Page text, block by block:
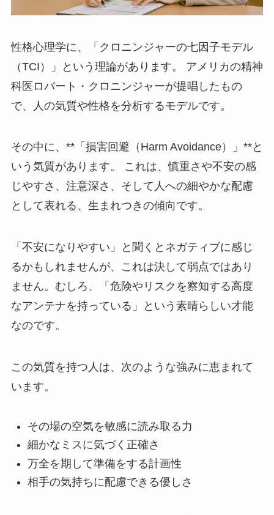
性格心理学に、「クロニンジャーの七因子モデル
（TCI）」という理論があります。 アメリカの精神
科医ロバート・クロニンジャーが提唱したもの
で、人の気質や性格を分析するモデルです。
その中に、**「損害回避（Harm Avoidance）」**と
いう気質があります。 これは、慎重さや不安の感
じやすさ、注意深さ、そして人への細やかな配慮
として表れる、生まれつきの傾向です。
「不安になりやすい」と聞くとネガティブに感じ
るかもしれませんが、これは決して弱点ではあり
ません。むしろ、「危険やリスクを察知する高度
なアンテナを持っている」という素晴らしい才能
なのです。
この気質を持つ人は、次のような強みに恵まれて
います。
その場の空気を敏感に読み取る力
細かなミスに気づく正確さ
万全を期して準備をする計画性
相手の気持ちに配慮できる優しさ